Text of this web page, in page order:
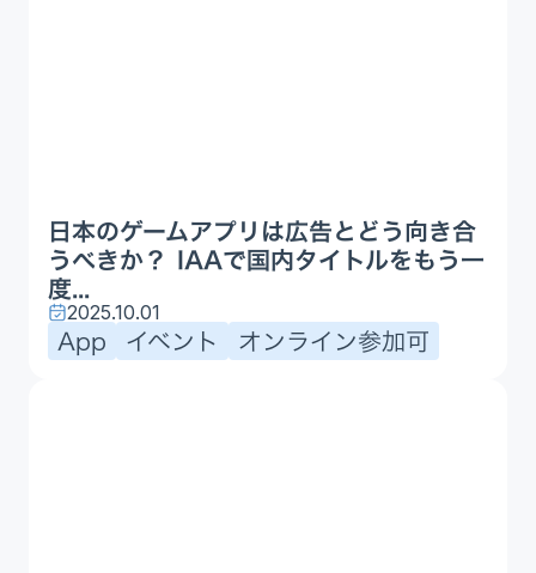
日本のゲームアプリは広告とどう向き合
うべきか？ IAAで国内タイトルをもう一
度...
2025.10.01
App イベント オンライン参加可